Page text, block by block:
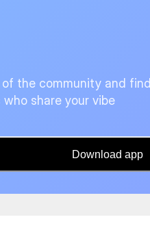
the community and find
share your vibe
Download app